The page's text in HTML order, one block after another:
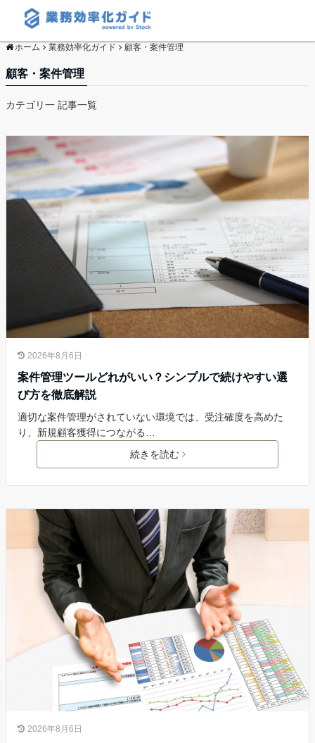
ホーム 業務効率化ガイド 顧客・案件管理
顧客・案件管理
カテゴリ一 記事一覧
2026年8月6日
案件管理ツールどれがいい？シンプルで続けやすい選
び方を徹底解説
適切な案件管理がされていない環境では、受注確度を高めた
り、新規顧客獲得につながる…
続きを読む
2026年8月6日